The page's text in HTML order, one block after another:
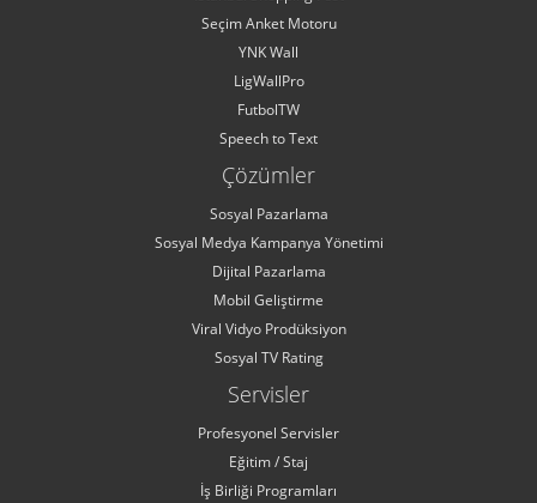
Seçim Anket Motoru
YNK Wall
LigWallPro
FutbolTW
Speech to Text
Çözümler
Sosyal Pazarlama
Sosyal Medya Kampanya Yönetimi
Dijital Pazarlama
Mobil Geliştirme
Viral Vidyo Prodüksiyon
Sosyal TV Rating
Servisler
Profesyonel Servisler
Eğitim / Staj
İş Birliği Programları